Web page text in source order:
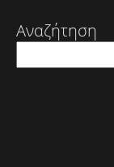
Αναζήτηση